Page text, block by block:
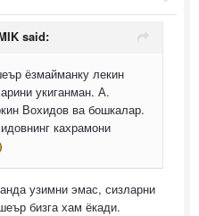
said:
ёзмайманку лекин
укиганман. А.
Вохидов ва бошкалар.
кахрамони
узимни эмас, сизларни
бизга хам ёкади.